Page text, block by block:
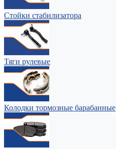
Стойки стабилизатора
Тяги рулевые
Колодки тормозные барабанные